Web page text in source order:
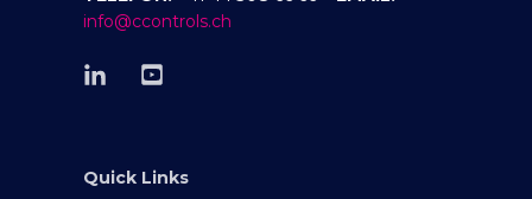
info@ccontrols.ch
Quick Links